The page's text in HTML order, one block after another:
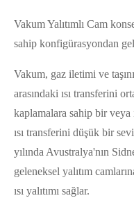
Vakum Yalıtımlı Cam
sahip konfigürasyondan
Vakum, gaz iletimi ve
arasındaki ısı transferini
kaplamalara sahip bir
ısı transferini düşük bir
yılında Avustralya'nın
geleneksel yalıtım
ısı yalıtımı sağlar.